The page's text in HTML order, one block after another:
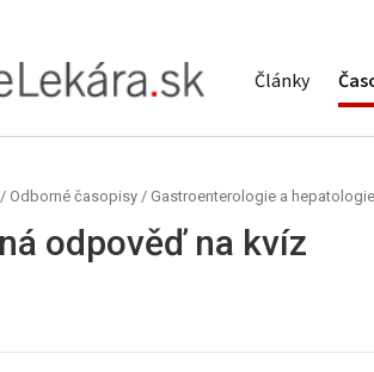
Články
/ Odborné časopisy / Gastroenterologie a hepatologie
odpověď na kvíz